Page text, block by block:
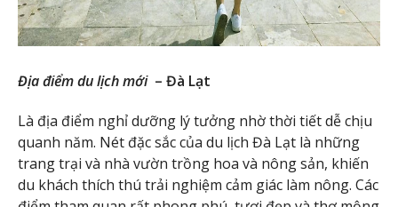
Địa điểm du lịch mới– Đà Lạt
Là địa điểm nghỉ dưỡng lý tưởng nhờ thời tiết dễ chịu
quanh năm. Nét đặc sắc của du lịch Đà Lạt là những
trang trại và nhà vườn trồng hoa và nông sản, khiến
du khách thích thú trải nghiệm cảm giác làm nông. Các